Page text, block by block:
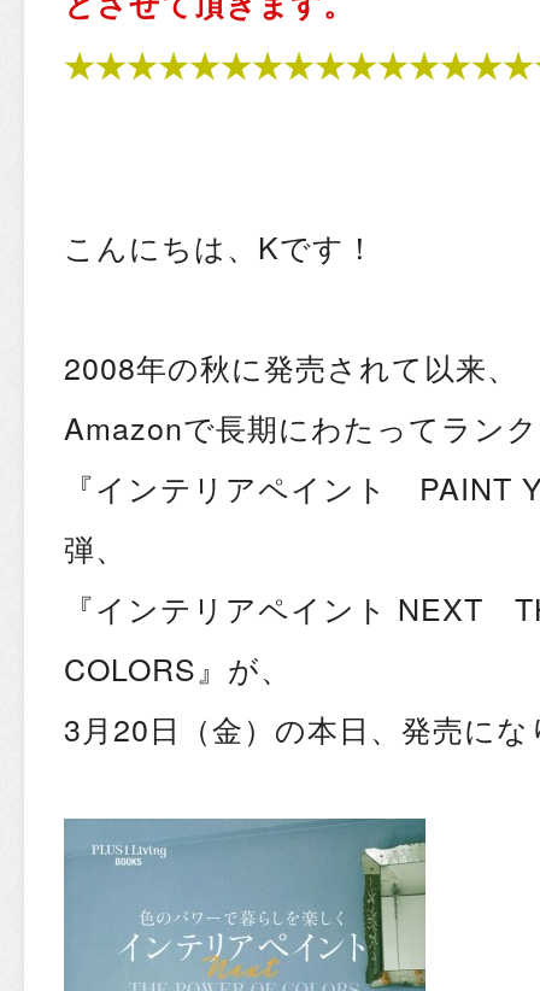
こんにちは、Kです！
2008年の秋に発売されて以来、
Amazonで長期にわたってラン
『インテリアペイント PAINT
弾、
『インテリアペイント NEXT
COLORS 』が、
3月20日（金）の本日、発売に